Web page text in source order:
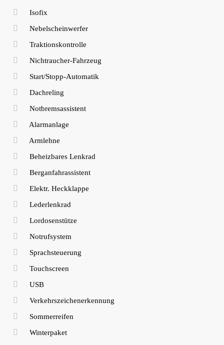
Isofix
Nebelscheinwerfer
Traktionskontrolle
Nichtraucher-Fahrzeug
Start/Stopp-Automatik
Dachreling
Notbremsassistent
Alarmanlage
Armlehne
Beheizbares Lenkrad
Berganfahrassistent
Elektr. Heckklappe
Lederlenkrad
Lordosenstütze
Notrufsystem
Sprachsteuerung
Touchscreen
USB
Verkehrszeichenerkennung
Sommerreifen
Winterpaket